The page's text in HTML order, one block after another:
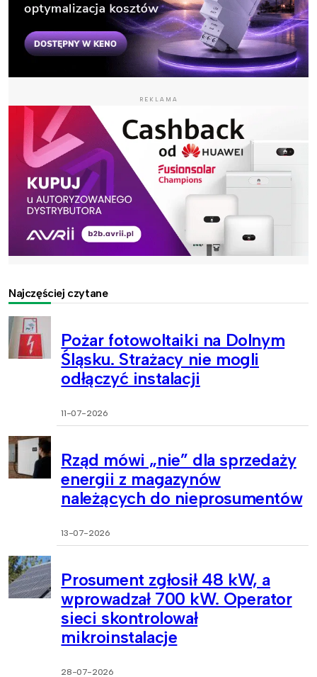
REKLAMA
Najczęściej czytane
Pożar fotowoltaiki na Dolnym
Śląsku. Strażacy nie mogli
odłączyć instalacji
11-07-2026
Rząd mówi „nie” dla sprzedaży
energii z magazynów
należących do nieprosumentów
13-07-2026
Prosument zgłosił 48 kW, a
wprowadzał 700 kW. Operator
sieci skontrolował
mikroinstalacje
28-07-2026